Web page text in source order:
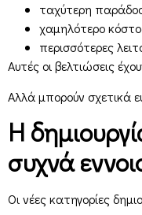
ταχύτερη
χαμηλότερο
περισσότερες
Αυτές οι βελτιώσεις
Αλλά μπορούν σχετικά
Η
συχνά
Οι νέες κατηγορίες